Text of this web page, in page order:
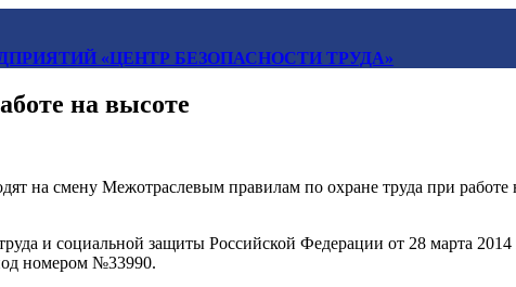
«ЦЕНТР БЕЗОПАСНОСТИ ТРУДА»
на высоте
на смену Межотраслевым правилам по охране труда при
и социальной защиты Российской Федерации от 28 марта
номером №33990.